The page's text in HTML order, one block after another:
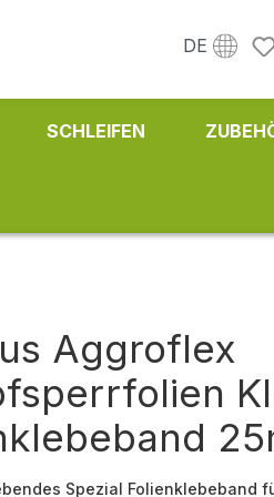
DE
SCHLEIFEN
Aggroflex
Spezial Folienklebeband